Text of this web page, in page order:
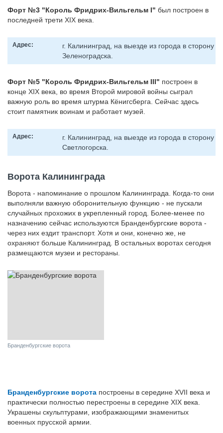
Форт №3 "Король Фридрих-Вильгельм I" был построен в
последней трети XIX века.
Адрес:
г. Калининград, на выезде из города в сторону
Зеленоградска.
Форт №5 "Король Фридрих-Вильгельм III" построен в
конце XIX века, во время Второй мировой войны сыграл
важную роль во время штурма Кёнигсберга. Сейчас здесь
стоит памятник воинам и работает музей.
Адрес:
г. Калининград, на выезде из города в сторону
Светлогорска.
Ворота Калининграда
Ворота - напоминание о прошлом Калининграда. Когда-то они
выполняли важную оборонительную функцию - не пускали
случайных прохожих в укрепленный город. Более-менее по
назначению сейчас используются Бранденбургские ворота -
через них ездит транспорт. Хотя и они, конечно же, не
охраняют больше Калининград. В остальных воротах сегодня
размещаются музеи и рестораны.
Бранденбургские ворота
Бранденбургские ворота построены в середине XVII века и
практически полностью перестроены в середине XIX века.
Украшены скульптурами, изображающими знаменитых
военных прусской армии.